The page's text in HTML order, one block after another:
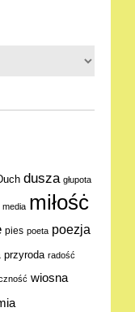
dusza głupota
media miłośċ
pies poeta poezja
przyroda radość
wiosna